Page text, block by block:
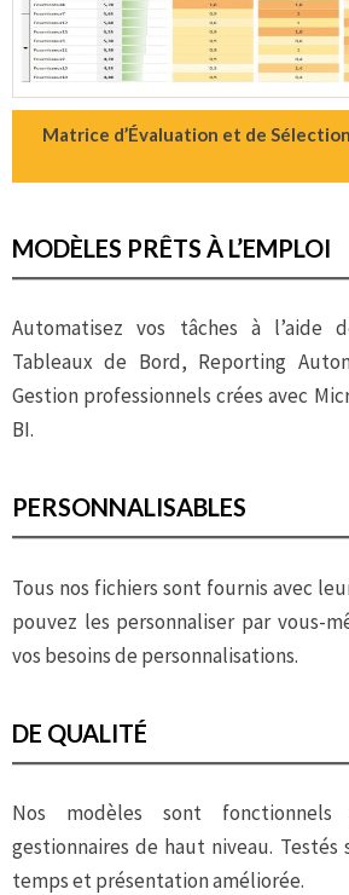
Matrice d’Évaluation et de
MODÈLES PRÊTS À L’EMPLOI
Automatisez vos tâches à l’aide
Tableaux de Bord, Reporting
Gestion professionnels crées avec
BI.
PERSONNALISABLES
Tous nos fichiers sont fournis avec
pouvez les personnaliser par vous-
vos besoins de personnalisations.
DE QUALITÉ
Nos modèles sont
gestionnaires de haut niveau. Testés
temps et présentation améliorée.